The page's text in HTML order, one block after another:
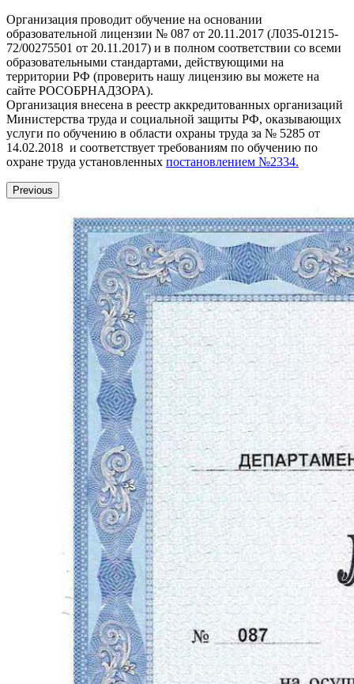
Организация проводит обучение на основании
образовательной лицензии № 087 от 20.11.2017 (Л035-01215-
72/00275501 от 20.11.2017) и в полном соответствии со всеми
образовательными стандартами, действующими на
территории РФ (проверить нашу лицензию вы можете на
сайте РОСОБРНАДЗОРА).
Организация внесена в реестр аккредитованных организаций
Министерства труда и социальной защиты РФ, оказывающих
услуги по обучению в области охраны труда за № 5285 от
14.02.2018 и соответствует требованиям по обучению по
охране труда установленных постановлением №2334.
Previous